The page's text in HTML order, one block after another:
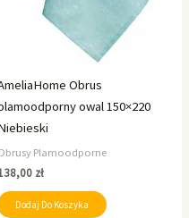
Obrus
owal 150×220
Plamoodporne
zł
Dodaj Do Koszyka